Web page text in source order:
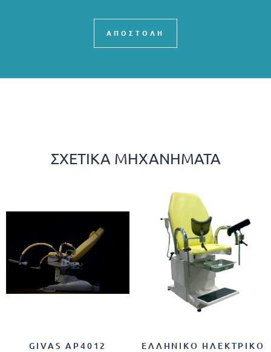
ΑΠΟΣΤΟΛΗ
ΣΧΕΤΙΚΆ ΜΗΧΑΝΉΜΑΤΑ
GIVAS AP4012
ΕΛΛΗΝΙΚΌ ΗΛΕΚΤΡΙΚΌ